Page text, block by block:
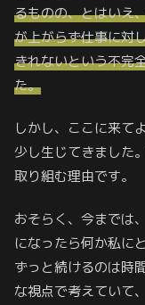
るものの、とはいえ
が上がらず仕事に対
きれないという不完
た。
しかし、ここに来て
少し生じてきました
取り組む理由です。
おそらく、今までは
になったら何か私に
ずっと続けるのは時
な視点で考えていて